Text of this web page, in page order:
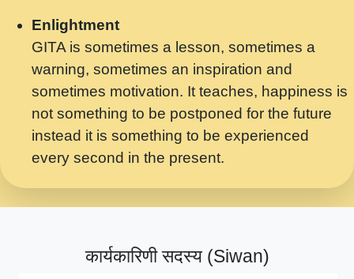
Maharaj.mp3
यह हसरत तलब ह नकज कमर Yahi Hasraten
Talab Hai Bhav Pravah #bhajan.mp3
लडल ज बल ल क ज न लग Sadhvi Purnima Ji
7.9.2021 जवल नगर दलल #बसर.mp3
सख भ मझ पयर ह दख भ मझ पयर ह!छड म कस दत
सपरहट भजन 2021 - तर अखय ह जद भर बहर ज म
सपरहट शयम भजन - जय जय शयम जय जय शयम
Enlightment
GITA is sometimes a lesson, sometimes a
warning, sometimes an inspiration and
sometimes motivation. It teaches, happiness is
not something to be postponed for the future
instead it is something to be experienced
every second in the present.
कार्यकारिणी सदस्य (Siwan)